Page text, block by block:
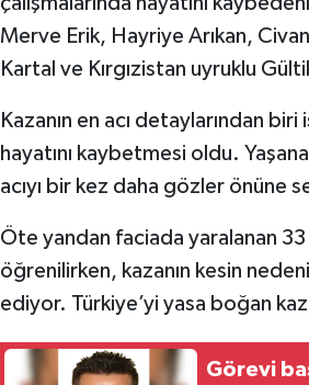
Merve Erik, Hayriye Arıkan,
Kartal ve Kırgızistan uyruklu
Kazanın en acı detaylarından biri
hayatını kaybetmesi oldu.
acıyı bir kez daha gözler önüne
Öte yandan faciada yaralanan
öğrenilirken, kazanın kesin
ediyor. Türkiye’yi yasa boğan
Görevi